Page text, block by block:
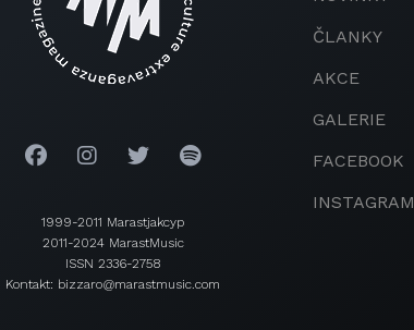
1999-2011 Marastjakcyp
2011-2024 MarastMusic
ISSN 2336-2758
Kontakt: bizzaro@marastmusic.com
ČLANKY
AKCE
GALERIE
FACEBOOK
INSTAGRAM